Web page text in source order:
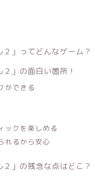
２」ってどんなゲーム？
２」の面白い箇所！
ができる
ックを楽しめる
れるから安心
２」の残念な点はどこ？